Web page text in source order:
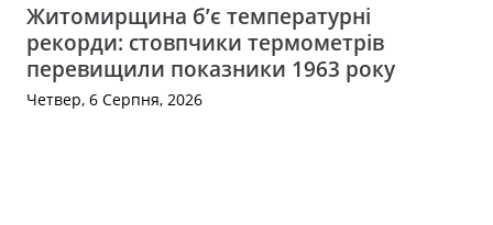
Житомирщина б’є температурні
рекорди: стовпчики термометрів
перевищили показники 1963 року
Четвер, 6 Серпня, 2026